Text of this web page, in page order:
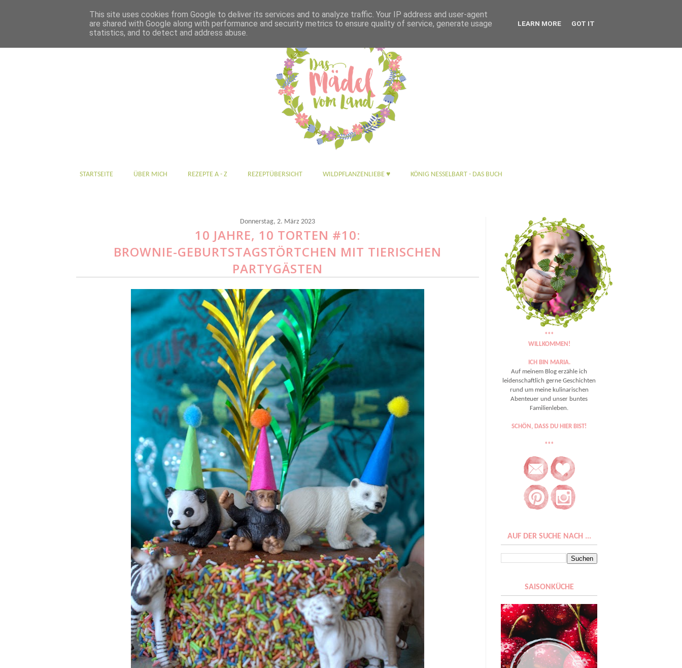
STARTSEITE ÜBER MICH REZEPTE A - Z REZEPTÜBERSICHT WILDPFLANZENLIEBE ♥ KÖNIG NESSELBART - DAS BUCH
Donnerstag, 2. März 2023
10 JAHRE, 10 TORTEN #10:
BROWNIE-GEBURTSTAGSTÖRTCHEN MIT TIERISCHEN
PARTYGÄSTEN
***
WILLKOMMEN!
ICH BIN MARIA.
Auf meinem Blog erzähle ich
leidenschaftlich gerne Geschichten
rund um meine kulinarischen
Abenteuer und unser buntes
Familienleben.
SCHÖN, DASS DU HIER BIST!
***
AUF DER SUCHE NACH ...
SAISONKÜCHE
This site uses cookies from Google to deliver its services and to analyze traffic. Your IP address and user-agent
are shared with Google along with performance and security metrics to ensure quality of service, generate usage
statistics, and to detect and address abuse.
LEARN MORE GOT IT